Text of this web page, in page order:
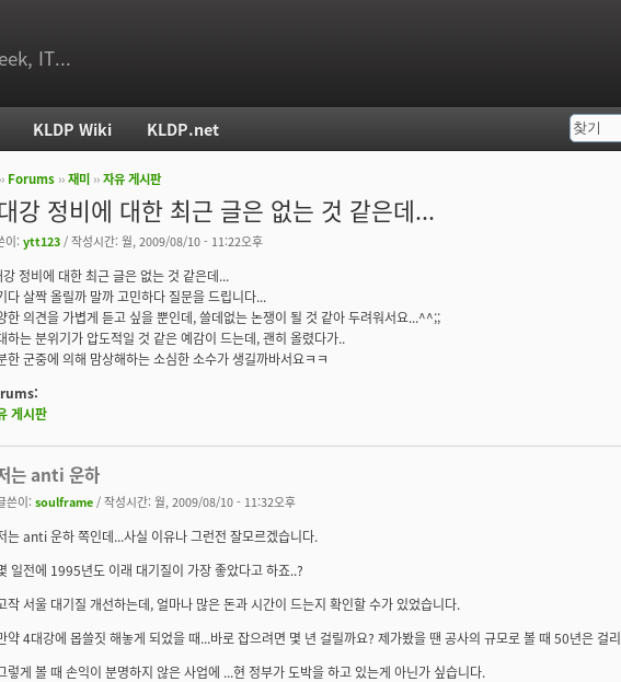
IT...
위치
›› Forums ››재미 ››자유 게시판
강 정비에 대한 최근 글은 없는 것 같은데...
이: ytt123 / 작성시간: 월, 2009/08/10 - 11:22오후
정비에 대한 최근 글은 없는 것 같은데...
다 살짝 올릴까 말까 고민하다 질문을 드립니다...
한 의견을 가볍게 듣고 싶을 뿐인데, 쓸데없는 논쟁이 될 것 같아 두려워서요...^^;;
하는 분위기가 압도적일 것 같은 예감이 드는데, 괜히 올렸다가..
한 군중에 의해 맘상해하는 소심한 소수가 생길까바서요ㅋㅋ
게시판
는 anti 운하
쓴이: soulframe / 작성시간: 월, 2009/08/10 - 11:32오후
는 anti 운하 쪽인데...사실 이유나 그런전 잘모르겠습니다.
일전에 1995년도 이래 대기질이 가장 좋았다고 하죠..?
작 서울 대기질 개선하는데, 얼마나 많은 돈과 시간이 드는지 확인할 수가 있었습니다.
약 4대강에 몹쓸짓 해놓게 되었을 때...바로 잡으려면 몇 년 걸릴까요? 제가봤을 땐 공사의 규모로 볼 때 50년은 걸
렇게 볼 때 손익이 분명하지 않은 사업에 ...현 정부가 도박을 하고 있는게 아닌가 싶습니다.
KLDP Wiki KLDP.net 검색